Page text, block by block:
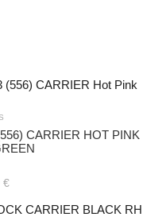
CARRIER HOT PINK
€